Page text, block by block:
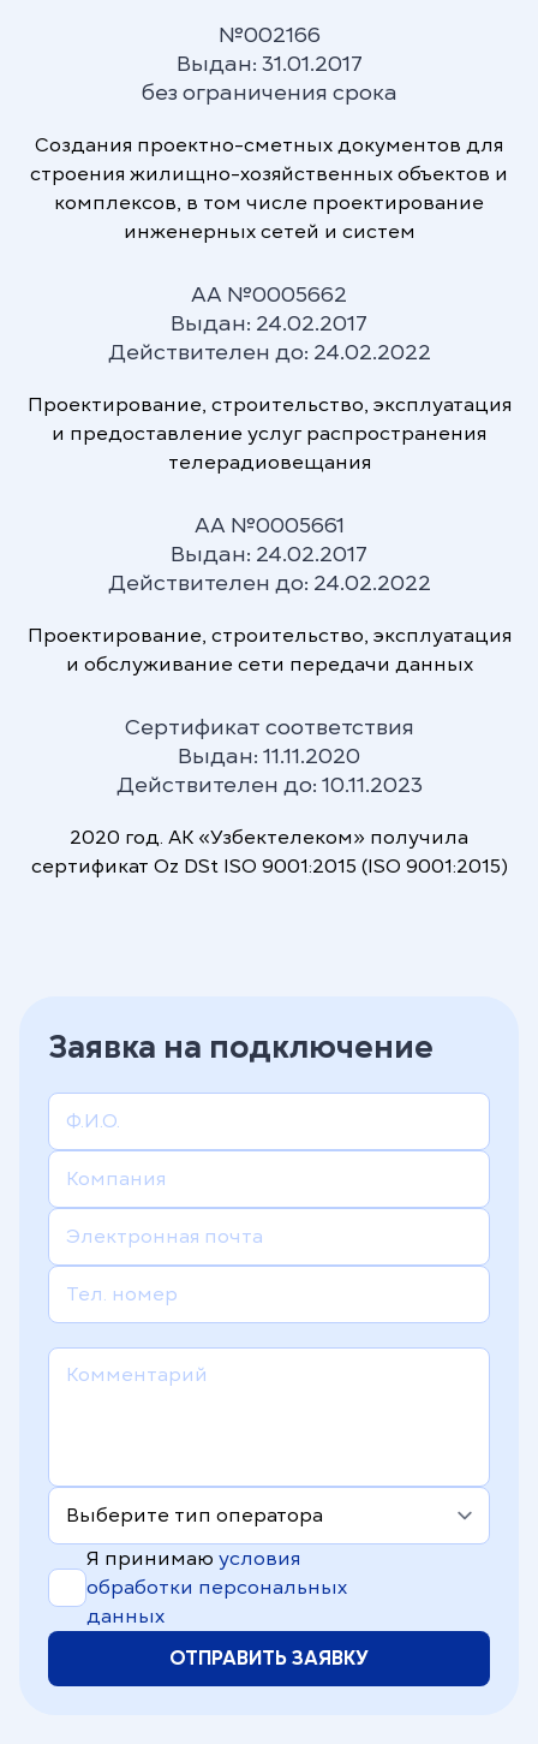
телекоммуникационная компания в
Узбекистане, для которой забота о
народе важнее прибыли.
Высокие технологии
Каждый день мы непрерывно
развиваем наши технологии и нашу
информационную безопасность и
инновационность наших услуг. Мы
шагаем в ногу с развитием мировых
Понимая важность и категорическую
неотъемлемость коммуникаций в
повседневной жизни людей и в
повседневной деятельности
организаций, мы несем непрерывную
Миссия компании
Мы создаем и расширяем возможности
доступного и безграничного общения
для жителей Узбекистана. Наши
технологии приносят людям новые
знания и новые возможности в любой
точке Узбекистана.
№002166
Выдан: 31.01.2017
без ограничения срока
Создания проектно-сметных документов для
строения жилищно-хозяйственных объектов и
комплексов, в том числе проектирование
инженерных сетей и систем
АА №0005662
Выдан: 24.02.2017
Действителен до: 24.02.2022
Проектирование, строительство, эксплуатация
и предоставление услуг распространения
телерадиовещания
АА №0005661
Выдан: 24.02.2017
Действителен до: 24.02.2022
Проектирование, строительство, эксплуатация
и обслуживание сети передачи данных
Сертификат соответствия
Выдан: 11.11.2020
Действителен до: 10.11.2023
2020 год. АК «Узбектелеком» получила
сертификат Oz DSt ISO 9001:2015 (ISO 9001:2015)
Заявка на подключение
Я принимаю условия
обработки персональных
данных
ОТПРАВИТЬ ЗАЯВКУ